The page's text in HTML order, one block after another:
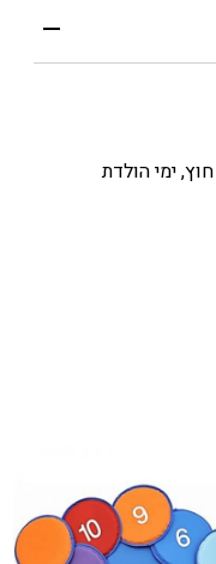
ימי הולדת